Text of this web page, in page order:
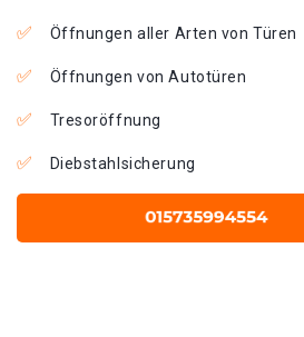
Öffnungen aller Arten von Türen
Öffnungen von Autotüren
Tresoröffnung
Diebstahlsicherung